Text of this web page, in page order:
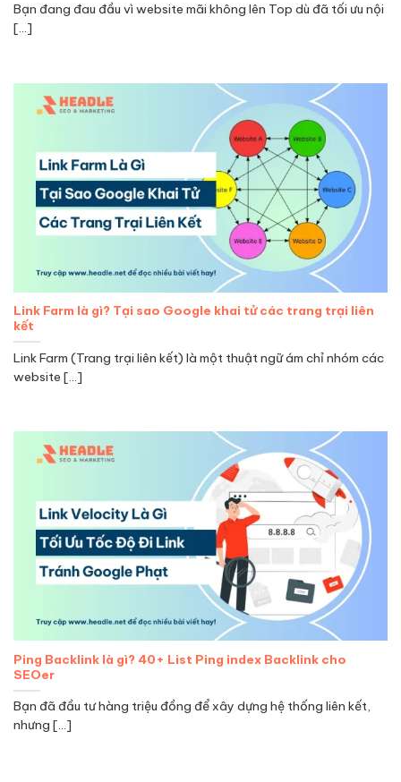
Bạn đang đau đầu vì website mãi không lên Top dù đã tối ưu nội
[...]
Link Farm là gì? Tại sao Google khai tử các trang trại liên
kết
Link Farm (Trang trại liên kết) là một thuật ngữ ám chỉ nhóm các
website [...]
Ping Backlink là gì? 40+ List Ping index Backlink cho
SEOer
Bạn đã đầu tư hàng triệu đồng để xây dựng hệ thống liên kết,
nhưng [...]